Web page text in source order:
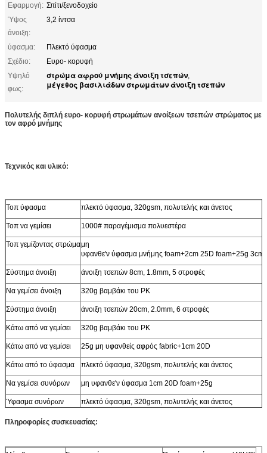
Εφαρμογή: Σπίτι/ξενοδοχείο
Ύψος
άνοιξη:
3,2 ίντσα
ύφασμα:
Πλεκτό ύφασμα
Σχέδιο:
Ευρο- κορυφή
Υψηλό
φως:
στρώμα αφρού μνήμης άνοιξη τσεπών,
μέγεθος βασιλιάδων στρωμάτων άνοιξη τσεπών
Πολυτελής διπλή ευρο- κορυφή στρωμάτων ανοίξεων τσεπών στρώματος με
τον αφρό μνήμης
Τεχνικός και υλικό:
Τοπ ύφασμα πλεκτό ύφασμα, 320gsm, πολυτελής και άνετος
Τοπ να γεμίσει 1000# παραγέμισμα πολυεστέρα
Τοπ γεμίζοντας στρώμαμη
υφανθε'ν ύφασμα μνήμης foam+2cm 25D foam+25g 3cm
Σύστημα άνοιξη άνοιξη τσεπών 8cm, 1.8mm, 5 στροφές
Να γεμίσει άνοιξη 320g βαμβάκι του PK
Σύστημα άνοιξη άνοιξη τσεπών 20cm, 2.0mm, 6 στροφές
Κάτω από να γεμίσει 320g βαμβάκι του PK
Κάτω από να γεμίσει 25g μη υφανθείς αφρός fabric+1cm 20D
Κάτω από το ύφασμα πλεκτό ύφασμα, 320gsm, πολυτελής και άνετος
Να γεμίσει συνόρων μη υφανθε'ν ύφασμα 1cm 20D foam+25g
Ύφασμα συνόρων πλεκτό ύφασμα, 320gsm, πολυτελής και άνετος
Πληροφορίες συσκευασίας: